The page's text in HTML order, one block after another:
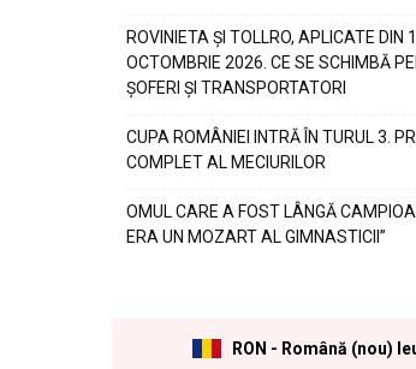
ROVINIETA ȘI TOLLRO, APLICATE DIN 1
OCTOMBRIE 2026. CE SE SCHIMBĂ
ȘOFERI ȘI TRANSPORTATORI
CUPA ROMÂNIEI INTRĂ ÎN TURUL 3.
COMPLET AL MECIURILOR
OMUL CARE A FOST LÂNGĂ
ERA UN MOZART AL GIMNASTICII”
RON - Română (nou)